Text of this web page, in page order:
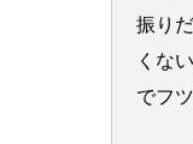
振り
くな
でフ